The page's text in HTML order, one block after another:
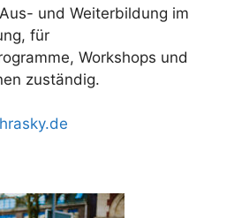
und Weiterbildung im
für
Workshops und
zuständig.